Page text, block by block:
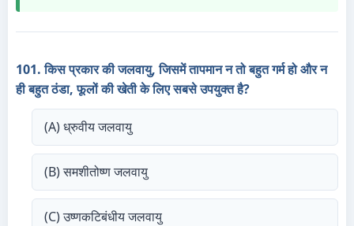
101. किस प्रकार की जलवायु, जिसमें तापमान न तो बहुत गर्म हो और न
ही बहुत ठंडा, फूलों की खेती के लिए सबसे उपयुक्त है?
(A) ध्रुवीय जलवायु
(B) समशीतोष्ण जलवायु
(C) उष्णकटिबंधीय जलवायु